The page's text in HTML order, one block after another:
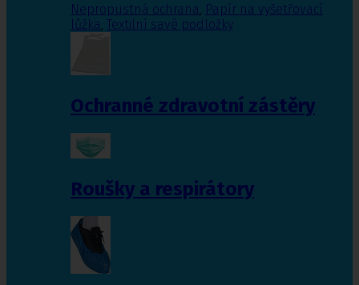
Nepropustná ochrana, Papír na vyšetřovací
lůžka, Textilní savé podložky
Ochranné zdravotní zástěry
Roušky a respirátory